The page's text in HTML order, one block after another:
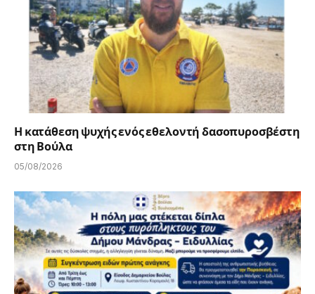
Η κατάθεση ψυχής ενός εθελοντή δασοπυροσβέστη
στη Βούλα
05/08/2026